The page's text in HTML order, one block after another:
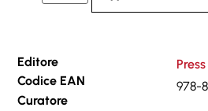
Editore
Codice EAN
978-
Curatore